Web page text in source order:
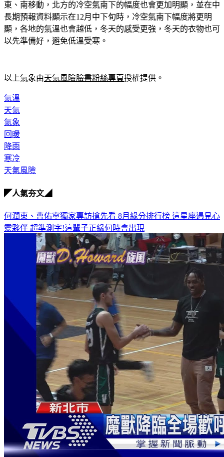
東、南移動，北方的冷空氣南下的幅度也會更加明顯，並在中
長期預報資料顯示在12月中下旬時，冷空氣南下幅度將更明
顯，各地的氣溫也會越低，冬天的感受更強，冬天的衣物也可
以先準備好，避免低溫受寒。
以上氣象由天氣風險臉書粉絲專頁授權提供。
氣溫
天氣
氣象
回暖
降雨
寒冷
天氣風險
◤人氣夯文◢
何潤東、曹佑寧獨家專訪搶先看 8月緣分排行榜 這星座遇見心
靈夥伴 超準測字!這輩子正緣何時會出現